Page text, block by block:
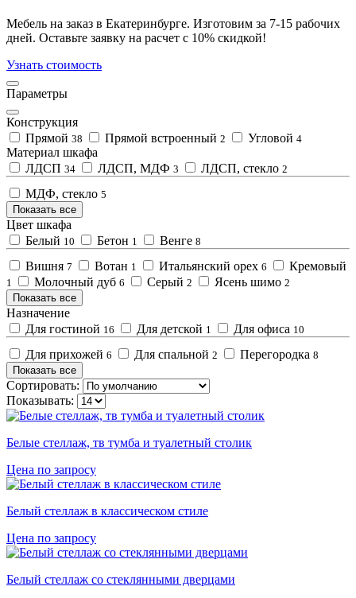
Мебель на заказ в Екатеринбурге. Изготовим за 7-15 рабочих
дней. Оставьте заявку на расчет с 10% скидкой!
Узнать стоимость
Параметры
Конструкция
Прямой 38 Прямой встроенный 2 Угловой 4
Материал шкафа
ЛДСП 34 ЛДСП, МДФ 3 ЛДСП, стекло 2
МДФ, стекло 5
Показать все
Цвет шкафа
Белый 10 Бетон 1 Венге 8
Вишня 7 Вотан 1 Итальянский орех 6 Кремовый
1 Молочный дуб 6 Серый 2 Ясень шимо 2
Показать все
Назначение
Для гостиной 16 Для детской 1 Для офиса 10
Для прихожей 6 Для спальной 2 Перегородка 8
Показать все
Сортировать:
Показывать:
Белые стеллаж, тв тумба и туалетный столик
Цена по запросу
Белый стеллаж в классическом стиле
Цена по запросу
Белый стеллаж со стеклянными дверцами